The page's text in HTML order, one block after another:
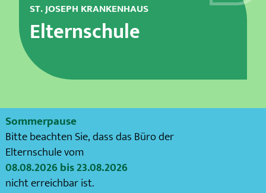
Über uns
Karriere
Aktuelles
Veranstaltungen
Presse
ST. JOSEPH KRANKENHAUS
Elternschule
Sommerpause
Bitte beachten Sie, dass das Büro der
Elternschule vom
08.08.2026 bis 23.08.2026
nicht erreichbar ist.